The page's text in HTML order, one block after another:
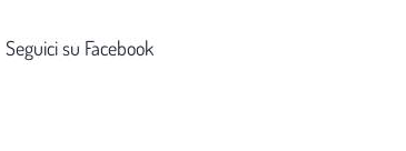
Seguici su Facebook